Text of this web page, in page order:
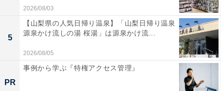
る場合という解釈もできますが、基本的には二重出品は
しない方が安全と考えてもよいのではないでしょうか。
2026/08/03
5
【山梨県の人気日帰り温泉】「山梨日帰り温泉
源泉かけ流しの湯 桜湯」は源泉かけ流...
2026/08/05
PR
事例から学ぶ『特権アクセス管理』